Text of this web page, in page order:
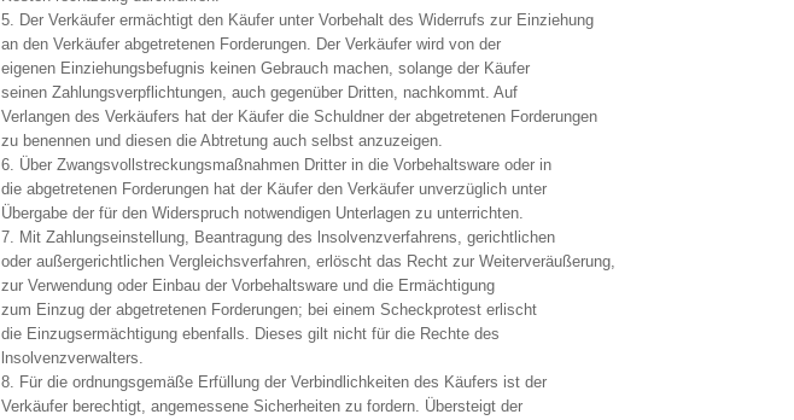
5. Der Verkäufer ermächtigt den Käufer unter Vorbehalt des Widerrufs zur Einziehung
an den Verkäufer abgetretenen Forderungen. Der Verkäufer wird von der
eigenen Einziehungsbefugnis keinen Gebrauch machen, solange der Käufer
seinen Zahlungsverpflichtungen, auch gegenüber Dritten, nachkommt. Auf
Verlangen des Verkäufers hat der Käufer die Schuldner der abgetretenen Forderungen
zu benennen und diesen die Abtretung auch selbst anzuzeigen.
6. Über Zwangsvollstreckungsmaßnahmen Dritter in die Vorbehaltsware oder in
die abgetretenen Forderungen hat der Käufer den Verkäufer unverzüglich unter
Übergabe der für den Widerspruch notwendigen Unterlagen zu unterrichten.
7. Mit Zahlungseinstellung, Beantragung des lnsolvenzverfahrens, gerichtlichen
oder außergerichtlichen Vergleichsverfahren, erlöscht das Recht zur Weiterveräußerung,
zur Verwendung oder Einbau der Vorbehaltsware und die Ermächtigung
zum Einzug der abgetretenen Forderungen; bei einem Scheckprotest erlischt
die Einzugsermächtigung ebenfalls. Dieses gilt nicht für die Rechte des
lnsolvenzverwalters.
8. Für die ordnungsgemäße Erfüllung der Verbindlichkeiten des Käufers ist der
Verkäufer berechtigt, angemessene Sicherheiten zu fordern. Übersteigt der